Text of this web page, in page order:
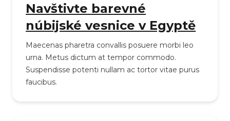
Navštivte barevné
núbijské vesnice v Egyptě
Maecenas pharetra convallis posuere morbi leo
urna. Metus dictum at tempor commodo.
Suspendisse potenti nullam ac tortor vitae purus
faucibus.